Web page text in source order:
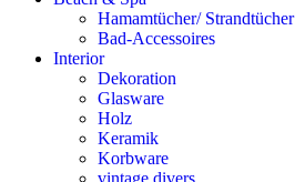
Hamamtücher/ Strandtücher
Bad-Accessoires
Interior
Dekoration
Glasware
Holz
Keramik
Korbware